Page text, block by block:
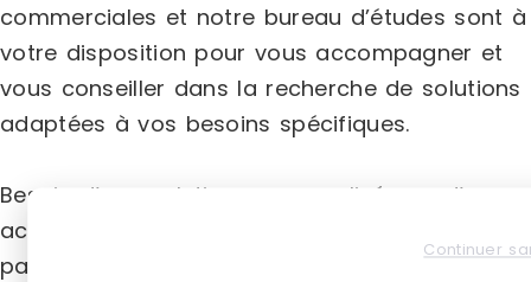
commerciales et notre bureau d’études sont à
votre disposition pour vous accompagner et
vous conseiller dans la recherche de solutions
adaptées à vos besoins spécifiques.
Besoin d’une solution personnalisée ou d’un
accompagnement dédié ? Contactez-nous
par téléphone ou par email. Nous nous
Continuer